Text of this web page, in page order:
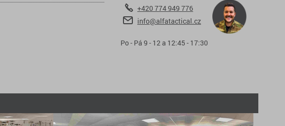
+420 774 949 776
info@alfatactical.cz
Po - Pá 9 - 12 a 12:45 - 17:30